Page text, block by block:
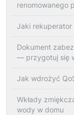
renomowanego
Jaki
Dokument
— przygotuj się
Jak wdrożyć
Wkłady
wody w domu